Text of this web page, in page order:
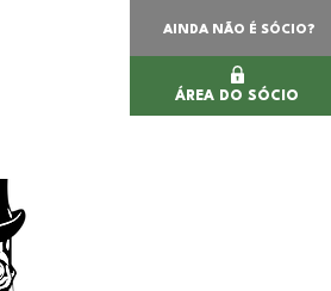
AINDA NÃO É SÓCIO?
ÁREA DO SÓCIO